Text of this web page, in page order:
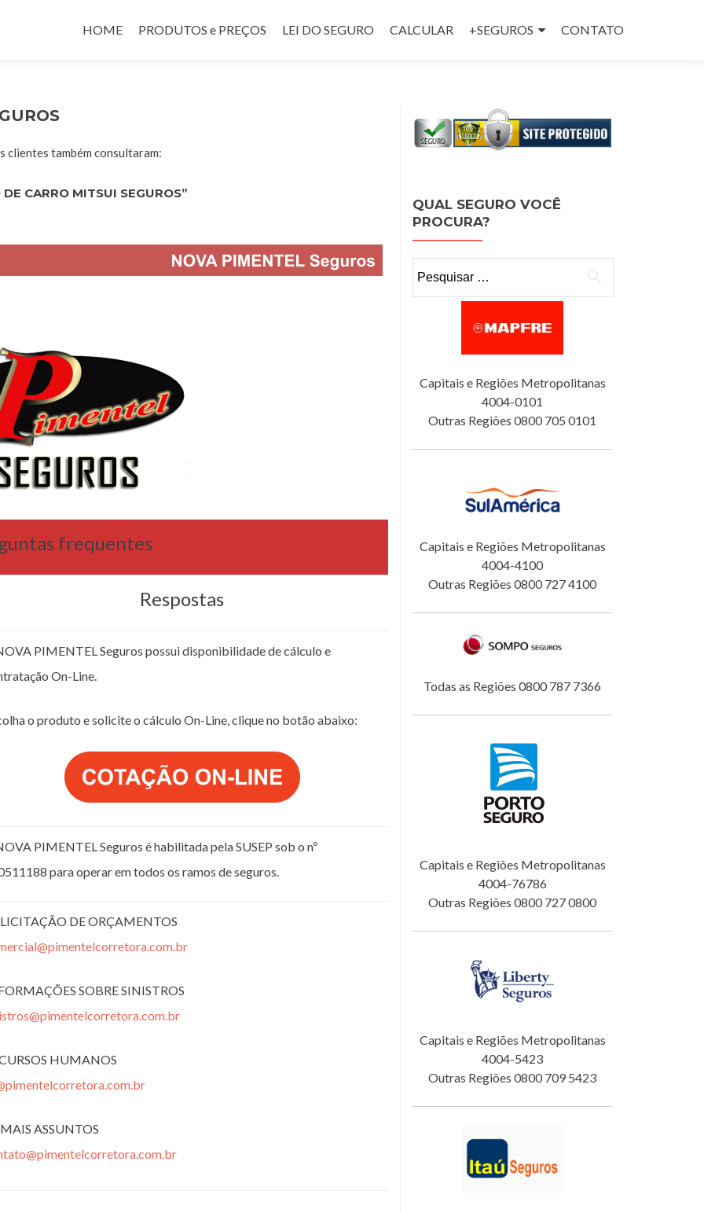
HOME
PRODUTOS e PREÇOS LEI DO SEGURO CALCULAR +SEGUROS CONTATO
clientes também consultaram:
DE CARRO MITSUI SEGUROS”
frequentes
Respostas
PIMENTEL Seguros possui disponibilidade de cálculo e
On-Line.
o produto e solicite o cálculo On-Line, clique no botão abaixo:
PIMENTEL Seguros é habilitada pela SUSEP sob o nº
para operar em todos os ramos de seguros.
DE ORÇAMENTOS
SOBRE SINISTROS
HUMANOS
ASSUNTOS
QUAL SEGURO VOCÊ
PROCURA?
Capitais e Regiões Metropolitanas
4004-0101
Outras Regiões 0800 705 0101
Capitais e Regiões Metropolitanas
4004-4100
Outras Regiões 0800 727 4100
Todas as Regiões 0800 787 7366
Capitais e Regiões Metropolitanas
4004-76786
Outras Regiões 0800 727 0800
Capitais e Regiões Metropolitanas
4004-5423
Outras Regiões 0800 709 5423